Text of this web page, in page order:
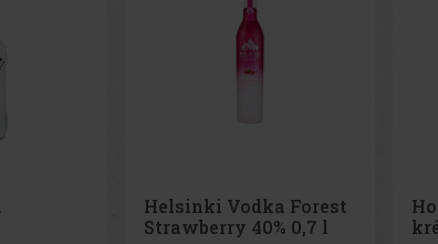
Forest
Horvath's pistáciový
krémový likér 17% 0,7 l